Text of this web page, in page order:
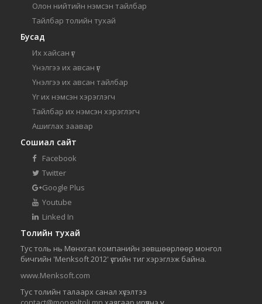
Олон нийтийн нэмсэн тайлбар
Тайлбар толийн тухай
Бусад
Их хайсан үг
Үнэлгээ их авсан үг
Үнэлгээ их авсан тайлбар
Үг их нэмсэн хэрэглэгч
Тайлбар их нэмсэн хэрэглэгч
Ашиглах заавар
Сошиал сайт
Facebook
Twitter
Google Plus
Youtube
Linked In
Толийн тухай
Тус толь нь Мөнхгал компанийн зөвшөөрлөөр монгол
бичгийн 'Menksoft 2012' үсгийн тиг хэрэглэж байна.
www.Menksoft.com
Тус толийн талаарх санал хүсэлтээ